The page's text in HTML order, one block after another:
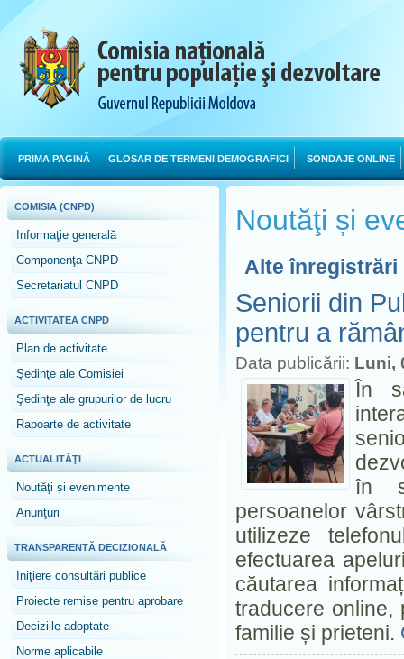
PRIMA PAGINĂ GLOSAR DE TERMENI DEMOGRAFICI SONDAJE ONLINE
COMISIA (CNPD)
Informaţie generală
Componenţa CNPD
Secretariatul CNPD
ACTIVITATEA CNPD
Plan de activitate
Şedinţe ale Comisiei
Şedinţe ale grupurilor de lucru
Rapoarte de activitate
ACTUALITĂŢI
Noutăţi și evenimente
Anunţuri
TRANSPARENTĂ DECIZIONALĂ
Iniţiere consultări publice
Proiecte remise pentru aprobare
Deciziile adoptate
Norme aplicabile
Noutăţi și
Alte înregistrări
Seniorii din
pentru a
Data publicării: Luni,
În
în
persoanelor
utilizeze
efectuarea
căutarea
traducere online,
familie și prieteni.